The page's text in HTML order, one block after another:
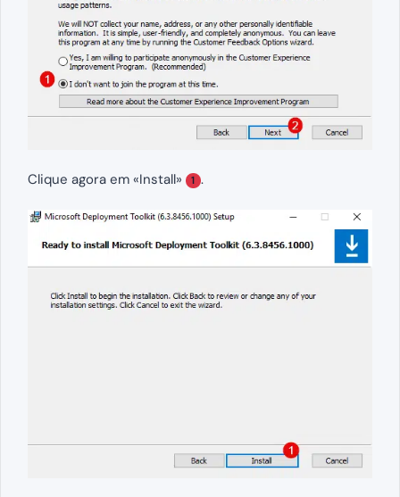
Clique agora em «Install» 1 .